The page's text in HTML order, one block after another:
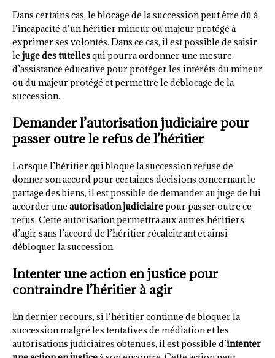
Dans certains cas, le blocage de la succession peut être dû à
l’incapacité d’un héritier mineur ou majeur protégé à
exprimer ses volontés. Dans ce cas, il est possible de saisir
le juge des tutellesqui pourra ordonner une mesure
d’assistance éducative pour protéger les intérêts du mineur
ou du majeur protégé et permettre le déblocage de la
succession.
Demander l’autorisation judiciaire pour
passer outre le refus de l’héritier
Lorsque l’héritier qui bloque la succession refuse de
donner son accord pour certaines décisions concernant le
partage des biens, il est possible de demander au juge de lui
accorder une autorisation judiciairepour passer outre ce
refus. Cette autorisation permettra aux autres héritiers
d’agir sans l’accord de l’héritier récalcitrant et ainsi
débloquer la succession.
Intenter une action en justice pour
contraindre l’héritier à agir
En dernier recours, si l’héritier continue de bloquer la
succession malgré les tentatives de médiation et les
autorisations judiciaires obtenues, il est possible d’intenter